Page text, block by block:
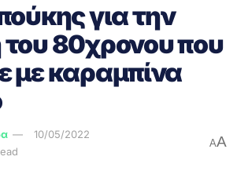
για την
80χρονου που
με καραμπίνα
10/05/2022
AA